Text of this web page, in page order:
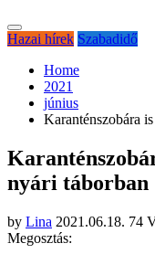
Hazai hírek Szabadidő
Home
2021
június
Karanténszobára
nyári táborban
by Lina 2021.06.18. 74
Megosztás: